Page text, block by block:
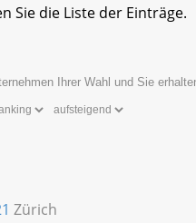
Sie die Liste der Einträge.
Ihrer Wahl und Sie
Zürich